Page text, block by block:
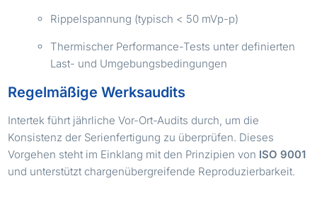
Rippelspannung (typisch < 50 mVp-p)
Thermischer Performance-Tests unter definierten
Last- und Umgebungsbedingungen
Regelmäßige Werksaudits
Intertek führt jährliche Vor-Ort-Audits durch, um die
Konsistenz der Serienfertigung zu überprüfen. Dieses
Vorgehen steht im Einklang mit den Prinzipien von ISO 9001
und unterstützt chargenübergreifende Reproduzierbarkeit.